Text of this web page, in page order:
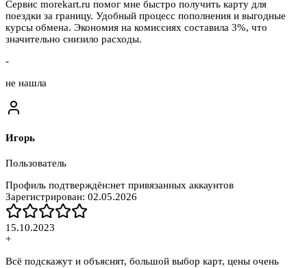
Сервис morekart.ru помог мне быстро получить карту для
поездки за границу. Удобный процесс пополнения и выгодные
курсы обмена. Экономия на комиссиях составила 3%, что
значительно снизило расходы.
-
не нашла
Игорь
Пользователь
Профиль подтверждён:нет привязанных аккаунтов
Зарегистрирован: 02.05.2026
15.10.2023
+
Всё подскажут и объяснят, большой выбор карт, цены очень